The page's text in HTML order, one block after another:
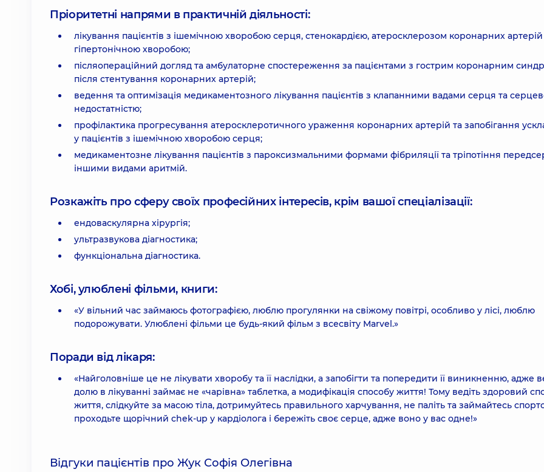
Пріоритетні напрями в практичній діяльності:
лікування пацієнтів з ішемічною хворобою серця, стенокардією, атеросклерозом коронарних артерій
гіпертонічною хворобою;
післяопераційний догляд та амбулаторне спостереження за пацієнтами з гострим коронарним
після стентування коронарних артерій;
ведення та оптимізація медикаментозного лікування пацієнтів з клапанними вадами серця та
недостатністю;
профілактика прогресування атеросклеротичного ураження коронарних артерій та запобігання
у пацієнтів з ішемічною хворобою серця;
медикаментозне лікування пацієнтів з пароксизмальними формами фібриляції та тріпотіння
іншими видами аритмій.
Розкажіть про сферу своїх професійних інтересів, крім вашої спеціалізації:
ендоваскулярна хірургія;
ультразвукова діагностика;
функціональна діагностика.
Хобі, улюблені фільми, книги:
«У вільний час займаюсь фотографією, люблю прогулянки на свіжому повітрі, особливо у лісі, люблю
подорожувати. Улюблені фільми це будь-який фільм з всесвіту Marvel.»
Поради від лікаря:
«Найголовніше це не лікувати хворобу та її наслідки, а запобігти та попередити її виникненню, адже
долю в лікуванні займає не «чарівна» таблетка, а модифікація способу життя! Тому ведіть здоровий
життя, слідкуйте за масою тіла, дотримуйтесь правильного харчування, не паліть та займайтесь
проходьте щорічний chek-up у кардіолога і бережіть своє серце, адже воно у вас одне!»
Відгуки пацієнтів про Жук Софія Олегівна